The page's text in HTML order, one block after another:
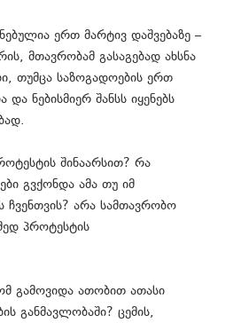
ერთ მარტივ დაშვებაზე –
მთავრობამ გასაგებად ახსნა
თუმცა საზოგადოების ერთ
ნებისმიერ შანსს იყენებს
შინაარსით? რა
გვქონდა ამა თუ იმ
ჩვენთვის? არა სამთავრობო
პროტესტის
გამოვიდა ათობით ათასი
განმავლობაში? ცემის,